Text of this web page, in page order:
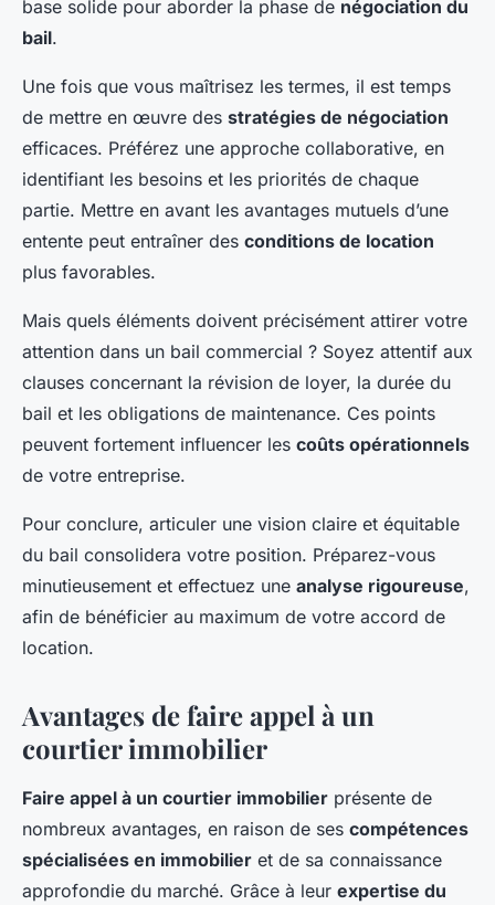
base solide pour aborder la phase de négociation du
bail.
Une fois que vous maîtrisez les termes, il est temps
de mettre en œuvre des stratégies de négociation
efficaces. Préférez une approche collaborative, en
identifiant les besoins et les priorités de chaque
partie. Mettre en avant les avantages mutuels d’une
entente peut entraîner des conditions de location
plus favorables.
Mais quels éléments doivent précisément attirer votre
attention dans un bail commercial ? Soyez attentif aux
clauses concernant la révision de loyer, la durée du
bail et les obligations de maintenance. Ces points
peuvent fortement influencer les coûts opérationnels
de votre entreprise.
Pour conclure, articuler une vision claire et équitable
du bail consolidera votre position. Préparez-vous
minutieusement et effectuez une analyse rigoureuse,
afin de bénéficier au maximum de votre accord de
location.
Avantages de faire appel à un
courtier immobilier
Faire appel à un courtier immobilier présente de
nombreux avantages, en raison de ses compétences
spécialisées en immobilier et de sa connaissance
approfondie du marché. Grâce à leur expertise du